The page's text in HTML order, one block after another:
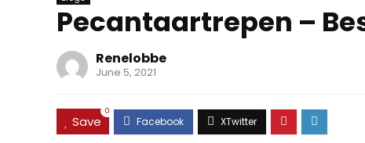
Pecantaartrepen –
Renelobbe
June 5, 2021
Save
0